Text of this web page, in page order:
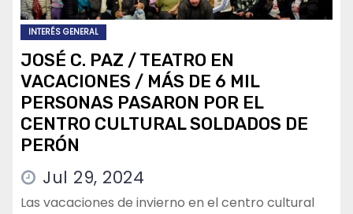
INTERÉS GENERAL
JOSÉ C. PAZ / TEATRO EN
VACACIONES / MÁS DE 6 MIL
PERSONAS PASARON POR EL
CENTRO CULTURAL SOLDADOS DE
PERÓN
Jul 29, 2024
Las vacaciones de invierno en el centro cultural